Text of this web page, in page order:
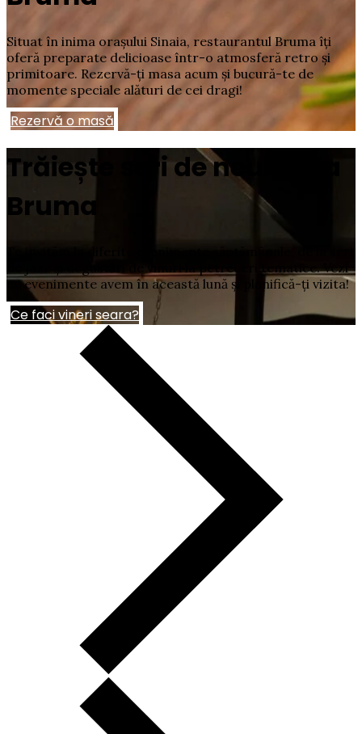
Situat în inima orașului Sinaia, restaurantul Bruma îți
oferă preparate delicioase într-o atmosferă retro și
primitoare. Rezervă-ți masa acum și bucură-te de
momente speciale alături de cei dragi!
Rezervă o masă
Trăiește seri de neuitat la
Bruma
de jazz și degustări de vinuri la petreceri tematice. Vezi
ce evenimente avem în această lună și planifică-ți vizita!
Ce faci vineri seara?